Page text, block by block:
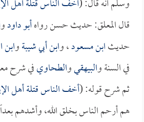
وسلم أنه قال: (أخف الناس قتلة أهل
قال المعلق: حديث حسن رواهأبو داودو
حديثابن مسعود، وابن أبي شيبةوابن
في السنة والبيهقيوالطحاويفي شرح
ثم شرح قوله: (أخف الناس قتلة أهل
هم أرحم الناس بخلق الله، وأشدهم